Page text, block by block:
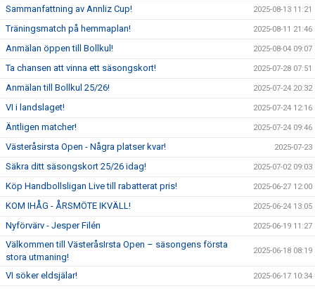
Sammanfattning av Annliz Cup! 2025-08-13 11:21
Träningsmatch på hemmaplan! 2025-08-11 21:46
Anmälan öppen till Bollkul! 2025-08-04 09:07
Ta chansen att vinna ett säsongskort! 2025-07-28 07:51
Anmälan till Bollkul 25/26! 2025-07-24 20:32
VI i landslaget! 2025-07-24 12:16
Äntligen matcher! 2025-07-24 09:46
Västeråsirsta Open - Några platser kvar! 2025-07-23
Säkra ditt säsongskort 25/26 idag! 2025-07-02 09:03
Köp Handbollsligan Live till rabatterat pris! 2025-06-27 12:00
KOM IHÅG - ÅRSMÖTE IKVÄLL! 2025-06-24 13:05
Nyförvärv - Jesper Filén 2025-06-19 11:27
Välkommen till VästeråsIrsta Open – säsongens första
stora utmaning!
2025-06-18 08:19
VI söker eldsjälar! 2025-06-17 10:34